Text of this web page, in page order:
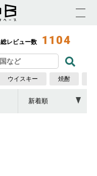
総レビュー数 1104
ウイスキー 焼酎